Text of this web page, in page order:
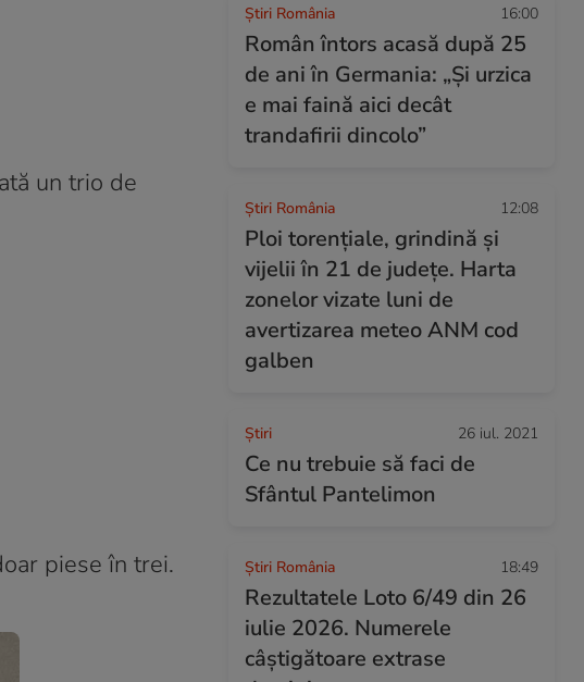
un trio de
piese în trei.
Știri România 16:00
Român întors acasă după 25
de ani în Germania: „Și urzica
e mai faină aici decât
trandafirii dincolo”
Știri România 12:08
Ploi torențiale, grindină și
vijelii în 21 de județe. Harta
zonelor vizate luni de
avertizarea meteo ANM cod
galben
Ştiri 26 iul. 2021
Ce nu trebuie să faci de
Sfântul Pantelimon
Știri România 18:49
Rezultatele Loto 6/49 din 26
iulie 2026. Numerele
câștigătoare extrase